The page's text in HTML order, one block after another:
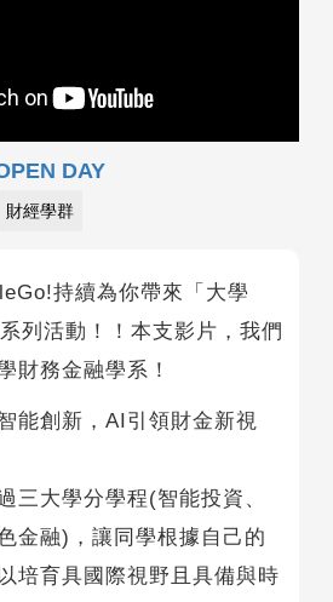
DAY
財經學群
持續為你帶來「大學
列活動！！本支影片，我們
財務金融學系！
能創新，AI引領財金新視
三大學分學程(智能投資、
金融)，讓同學根據自己的
培育具國際視野且具備與時